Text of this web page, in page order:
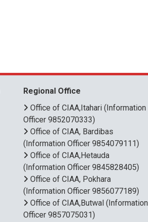
Regional Office
Office of CIAA,Itahari (Information
Officer 9852070333)
Office of CIAA, Bardibas
(Information Officer 9854079111)
Office of CIAA,Hetauda
(Information Officer 9845828405)
Office of CIAA, Pokhara
(Information Officer 9856077189)
Office of CIAA,Butwal (Information
Officer 9857075031)